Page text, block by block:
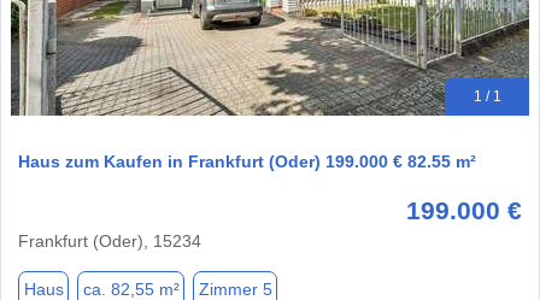
1 / 1
Haus zum Kaufen in Frankfurt (Oder) 199.000 € 82.55 m²
199.000 €
Frankfurt (Oder), 15234
Haus ca. 82,55 m² Zimmer 5